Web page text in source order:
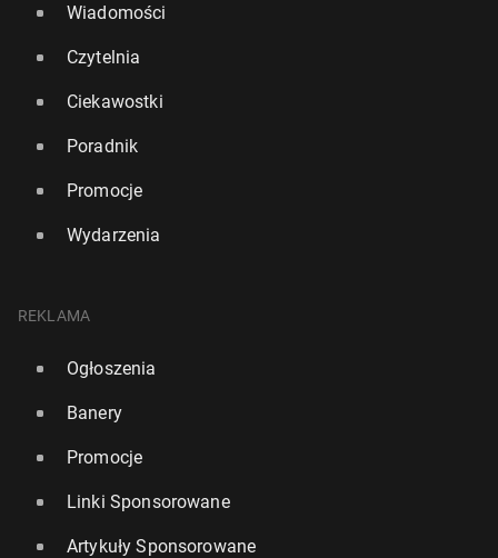
Wiadomości
Czytelnia
Ciekawostki
Poradnik
Promocje
Wydarzenia
REKLAMA
Ogłoszenia
Banery
Promocje
Linki Sponsorowane
Artykuły Sponsorowane